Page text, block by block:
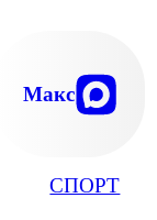
СПОРТ
Макс